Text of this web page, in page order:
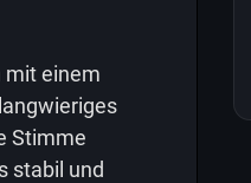
mit einem
Stimme
stabil und